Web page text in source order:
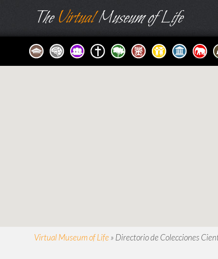
TheVirtualMuseum of Life
Virtual Museum of Life » Directorio de Colecciones